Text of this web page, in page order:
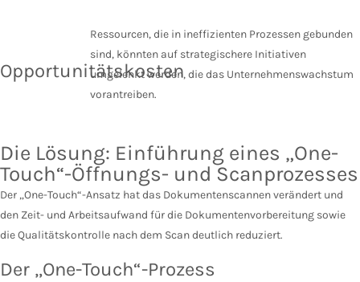
Opportunitätskosten
Ressourcen, die in ineffizienten Prozessen gebunden
sind, könnten auf strategischere Initiativen
umgelenkt werden, die das Unternehmenswachstum
vorantreiben.
Die Lösung: Einführung eines „One-
Touch“-Öffnungs- und Scanprozesses
Der „One-Touch“-Ansatz hat das Dokumentenscannen verändert und
den Zeit- und Arbeitsaufwand für die Dokumentenvorbereitung sowie
die Qualitätskontrolle nach dem Scan deutlich reduziert.
Der „One-Touch“-Prozess